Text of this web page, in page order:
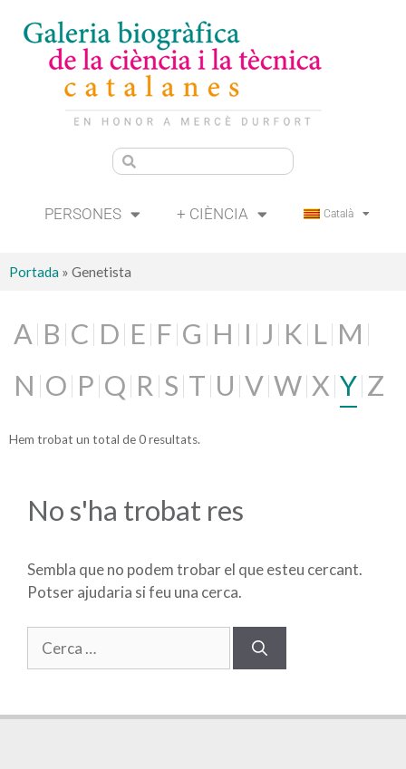
PERSONES + CIÈNCIA Català
Portada » Genetista
A B C D E F G H I J K L M
N O P Q R S T U V W X Y Z
Hem trobat un total de 0 resultats.
No s'ha trobat res
Sembla que no podem trobar el que esteu cercant.
Potser ajudaria si feu una cerca.